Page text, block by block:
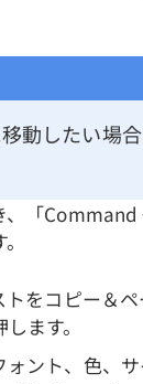
動したい場
、「
をコピー＆
ます。
ォント、色、